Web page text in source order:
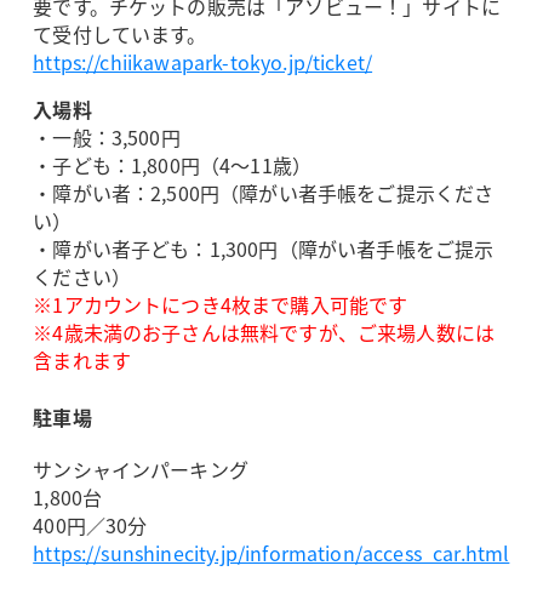
要です。チケットの販売は「アソビュー！」サイトに
て受付しています。
https://chiikawapark-tokyo.jp/ticket/
入場料
・一般：3,500円
・子ども：1,800円（4～11歳）
・障がい者：2,500円（障がい者手帳をご提示くださ
い）
・障がい者子ども：1,300円（障がい者手帳をご提示
ください）
※1アカウントにつき4枚まで購入可能です
※4歳未満のお子さんは無料ですが、ご来場人数には
含まれます
駐車場
サンシャインパーキング
1,800台
400円／30分
https://sunshinecity.jp/information/access_car.html